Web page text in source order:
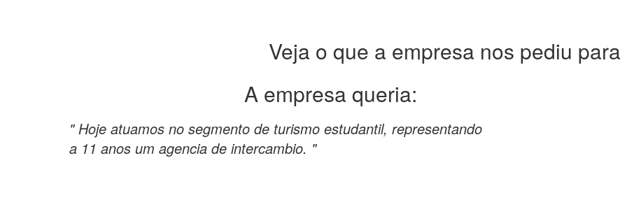
Veja o que a empresa nos pediu para
A empresa queria:
" Hoje atuamos no segmento de turismo estudantil, representando
a 11 anos um agencia de intercambio. "